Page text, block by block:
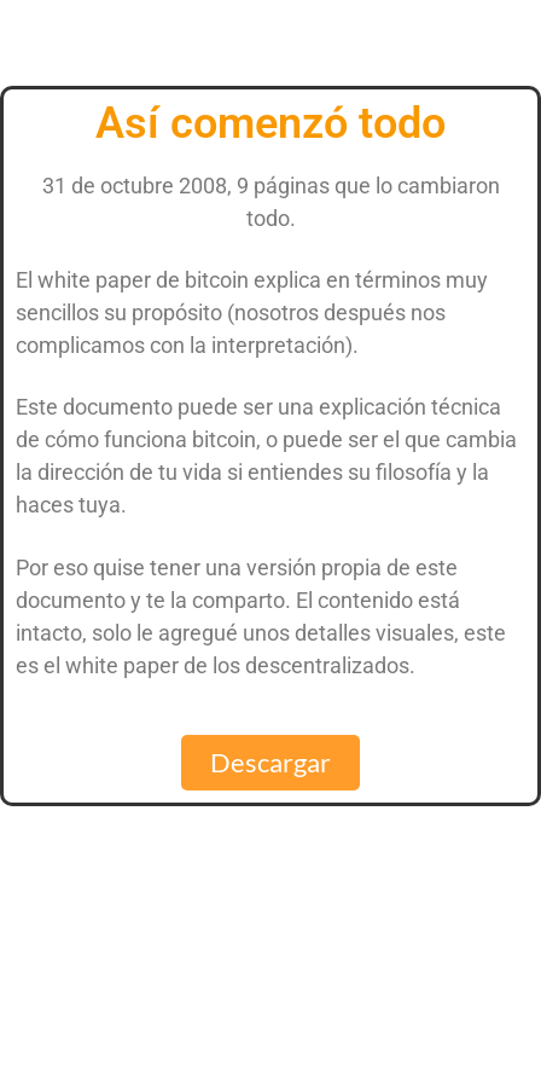
Así comenzó todo
31 de octubre 2008, 9 páginas que lo cambiaron
todo.
El white paper de bitcoin explica en términos muy
sencillos su propósito (nosotros después nos
complicamos con la interpretación).
Este documento puede ser una explicación técnica
de cómo funciona bitcoin, o puede ser el que cambia
la dirección de tu vida si entiendes su filosofía y la
haces tuya.
Por eso quise tener una versión propia de este
documento y te la comparto. El contenido está
intacto, solo le agregué unos detalles visuales, este
es el white paper de los descentralizados.
Descargar